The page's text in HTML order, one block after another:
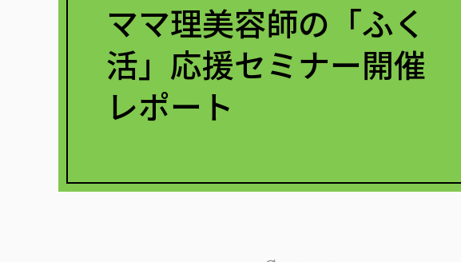
ママ理美容師の「ふく
活」応援セミナー開催
レポート